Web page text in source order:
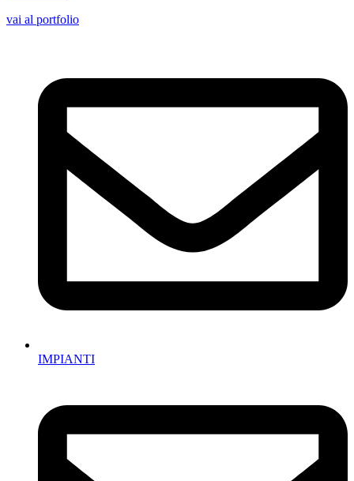
vai al portfolio
IMPIANTI